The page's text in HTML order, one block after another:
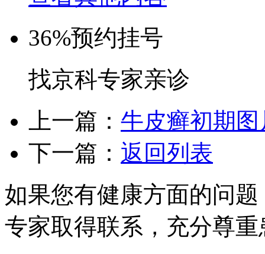
36%预约挂号
找京科专家亲诊
上一篇： 牛皮癣初期
下一篇： 返回列表
如果您有健康方面的问
专家取得联系，充分尊